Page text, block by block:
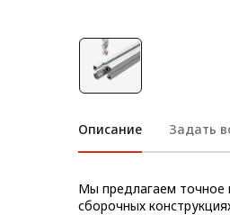
назначения
Радиаторный
профиль NEW!
Лист алюминиевый
Конструкции из
Описание Задать
Мы предлагаем точное
сборочных